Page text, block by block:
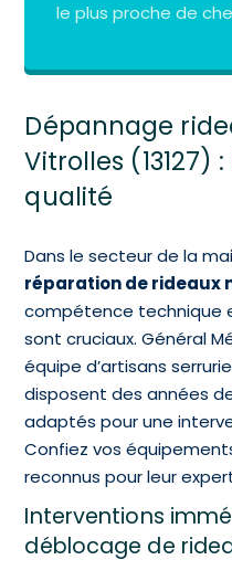
le plus proche de
Dépannage
Vitrolles (13127)
qualité
Dans le secteur de la
réparation de rideaux
compétence technique
sont cruciaux. Général
équipe d’artisans
disposent des années
adaptés pour une
Confiez vos
reconnus pour leur
Interventions
déblocage de